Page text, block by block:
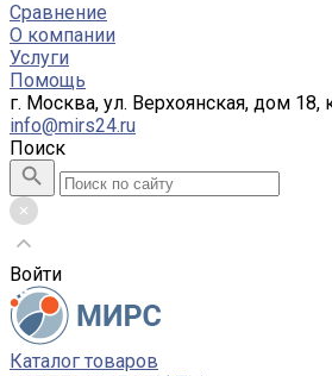
Сравнение
О компании
Услуги
Помощь
г. Москва, ул. Верхоянская, дом 18,
info@mirs24.ru
Поиск
Войти
Каталог товаров